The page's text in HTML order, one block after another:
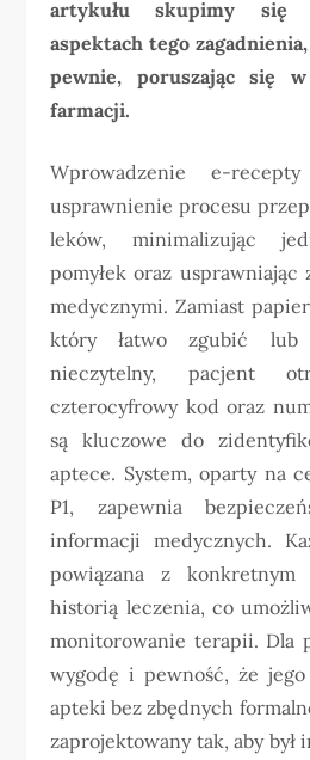
artykułu skupimy się
aspektach tego
pewnie, poruszając się
farmacji.
Wprowadzenie e-
usprawnienie procesu
leków, minimalizując
pomyłek oraz usprawniając
medycznymi. Zamiast
który łatwo zgubić
nieczytelny, pacjent
czterocyfrowy kod oraz
są kluczowe do
aptece. System, oparty na
P1, zapewnia
informacji medycznych.
powiązana z
historią leczenia, co
monitorowanie terapii. Dla
wygodę i pewność, że
apteki bez zbędnych
zaprojektowany tak, aby